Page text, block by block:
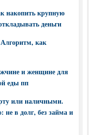
накопить крупную
деньги
как
и женщине для
еды пп
или наличными.
не в долг, без займа и